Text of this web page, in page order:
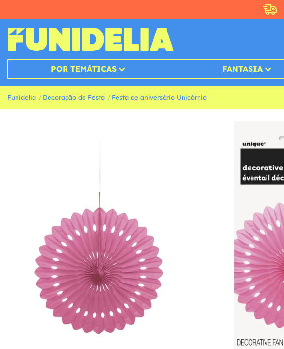
POR TEMÁTICAS FANTASIA
Funidelia Decoração de Festa Festa de aniversário Unicórnio